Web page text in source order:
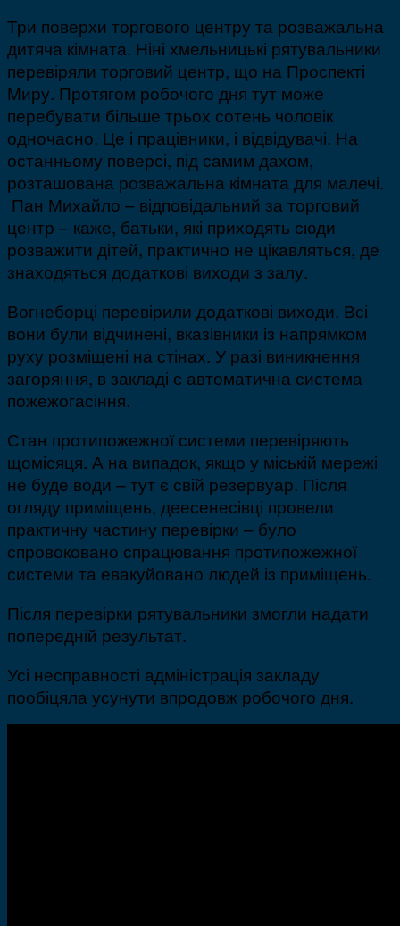
Три поверхи торгового центру та розважальна
дитяча кімната. Ніні хмельницькі рятувальники
перевіряли торговий центр, що на Проспекті
Миру. Протягом робочого дня тут може
перебувати більше трьох сотень чоловік
одночасно. Це і працівники, і відвідувачі. На
останньому поверсі, під самим дахом,
розташована розважальна кімната для малечі.
Пан Михайло – відповідальний за торговий
центр – каже, батьки, які приходять сюди
розважити дітей, практично не цікавляться, де
знаходяться додаткові виходи з залу.
Вогнеборці перевірили додаткові виходи. Всі
вони були відчинені, вказівники із напрямком
руху розміщені на стінах. У разі виникнення
загоряння, в закладі є автоматична система
пожежогасіння.
Стан протипожежної системи перевіряють
щомісяця. А на випадок, якщо у міській мережі
не буде води – тут є свій резервуар. Після
огляду приміщень, деесенесівці провели
практичну частину перевірки – було
спровоковано спрацювання протипожежної
системи та евакуйовано людей із приміщень.
Після перевірки рятувальники змогли надати
попередній результат.
Усі несправності адміністрація закладу
пообіцяла усунути впродовж робочого дня.